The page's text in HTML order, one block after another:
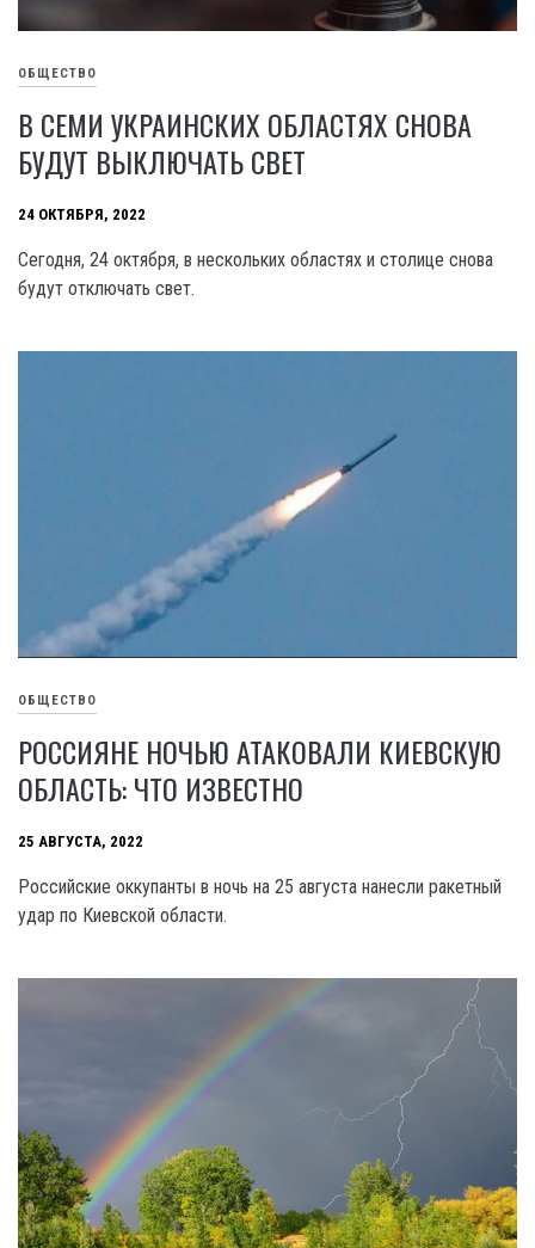
ОБЩЕСТВО
В СЕМИ УКРАИНСКИХ ОБЛАСТЯХ СНОВА
БУДУТ ВЫКЛЮЧАТЬ СВЕТ
24 ОКТЯБРЯ, 2022
Сегодня, 24 октября, в нескольких областях и столице снова
будут отключать свет.
ОБЩЕСТВО
РОССИЯНЕ НОЧЬЮ АТАКОВАЛИ КИЕВСКУЮ
ОБЛАСТЬ: ЧТО ИЗВЕСТНО
25 АВГУСТА, 2022
Российские оккупанты в ночь на 25 августа нанесли ракетный
удар по Киевской области.